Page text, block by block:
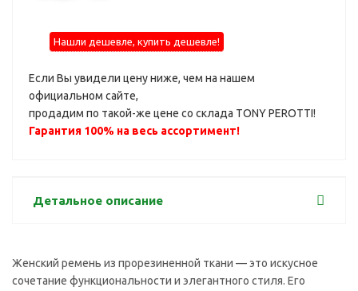
Нашли дешевле, купить дешевле!
Если Вы увидели цену ниже, чем на нашем
официальном сайте,
продадим по такой-же цене со склада TONY PEROTTI!
Гарантия 100% на весь ассортимент!
Детальное описание
Женский ремень из прорезиненной ткани — это искусное
сочетание функциональности и элегантного стиля. Его